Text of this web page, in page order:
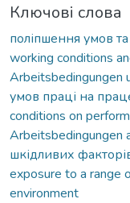
Ключові слова
поліпшення умов
working conditions
Arbeitsbedingungen
умов праці на
conditions on
Arbeitsbedingungen
шкідливих
exposure to a range
environment